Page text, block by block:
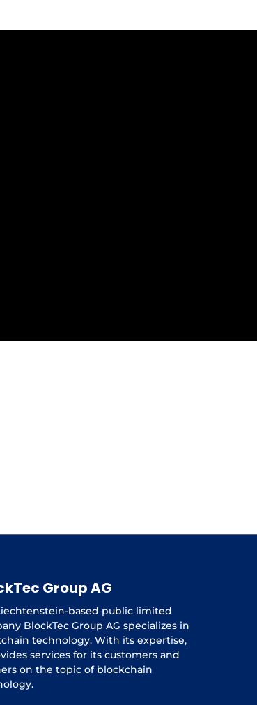
Group AG
based public limited
BlockTec Group AG specializes in
technology. With its expertise,
services for its customers and
on the topic of blockchain